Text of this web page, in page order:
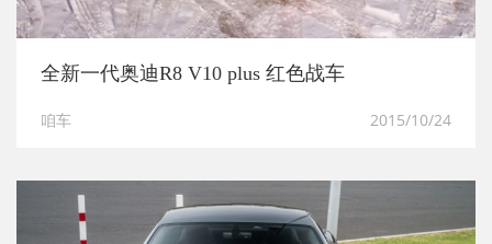
全新一代奥迪R8 V10 plus 红色战车
咱车 2015/10/24